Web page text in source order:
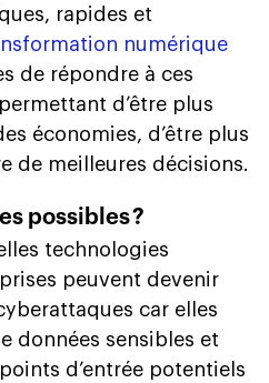
rapides et
numérique
de répondre à ces
d’être plus
économies, d’être plus
de meilleures décisions.
possibles ?
technologies
peuvent devenir
car elles
données sensibles et
d’entrée potentiels